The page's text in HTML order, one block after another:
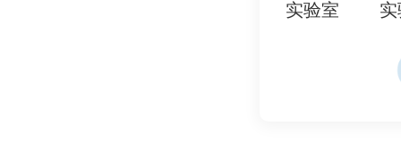
IEC 60068-2《环境试
GB/T 3480-2021《齿
实验室 实